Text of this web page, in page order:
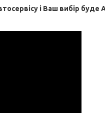
і Ваш вибір буде